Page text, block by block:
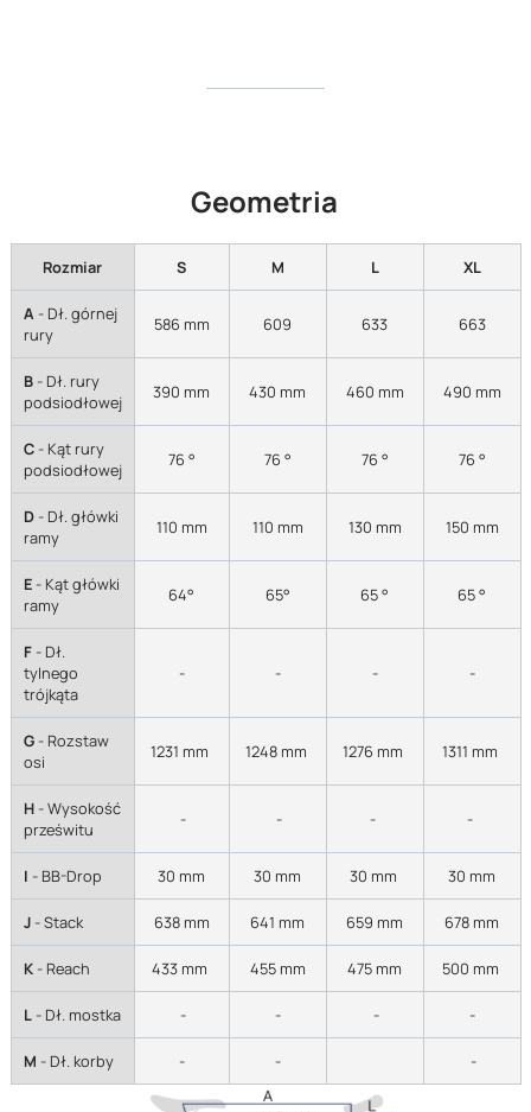
Geometria
Rozmiar S M L XL
A - Dł. górnej
rury
586 mm 609 633 663
B- Dł. rury
podsiodłowej
390 mm 430 mm 460 mm 490 mm
C - Kąt rury
podsiodłowej
76 ° 76 ° 76 ° 76 °
D - Dł. główki
ramy
110 mm 110 mm 130 mm 150 mm
E - Kąt główki
ramy
64° 65° 65 ° 65 °
F- Dł.
tylnego
trójkąta
- - - -
G- Rozstaw
osi
1231 mm 1248 mm 1276 mm 1311 mm
H- Wysokość
prześwitu
- - - -
I - BB-Drop 30 mm 30 mm 30 mm 30 mm
J- Stack 638 mm 641 mm 659 mm 678 mm
K- Reach 433 mm 455 mm 475 mm 500 mm
L- Dł. mostka - - - -
M - Dł. korby - - -